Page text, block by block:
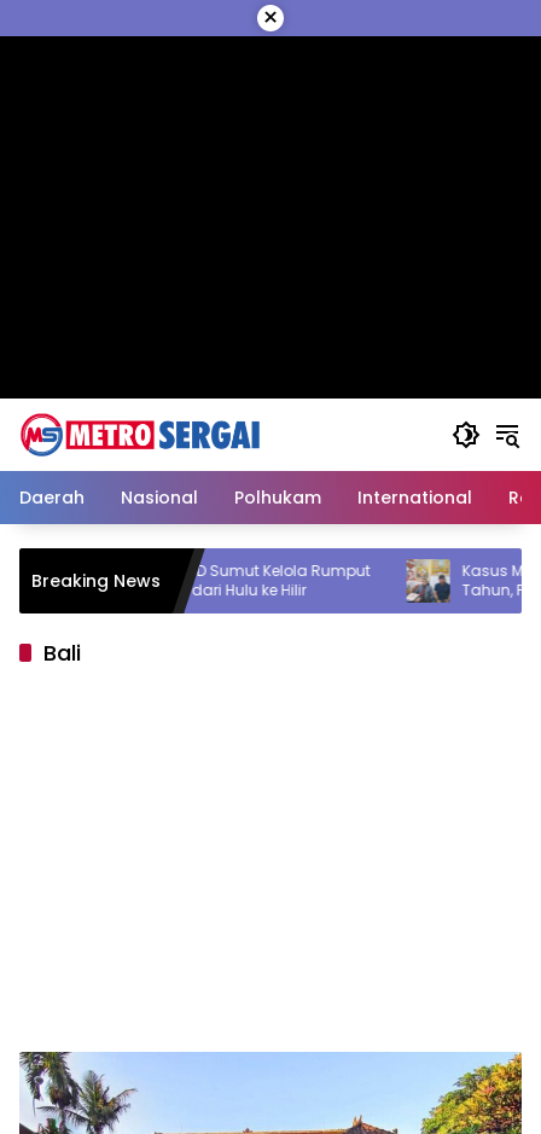
ke
×
Daerah Nasional Polhukam International
Breaking News
BUMD Sumut Kelola Rumput
Utara dari Hulu ke Hilir
Kasus Mengendap Selama
Tahun, Penasihat Hukum
Penipuan Pertanyakan
Bali